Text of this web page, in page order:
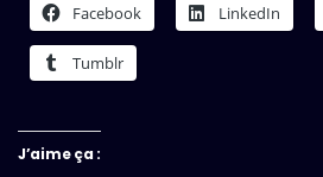
Facebook LinkedIn
Tumblr
J’aime ça :